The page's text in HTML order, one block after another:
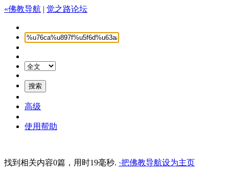
«佛教导航 | 觉之路论坛
高级
使用帮助
找到相关内容0篇，用时19毫秒. ·把佛教导航设为主页